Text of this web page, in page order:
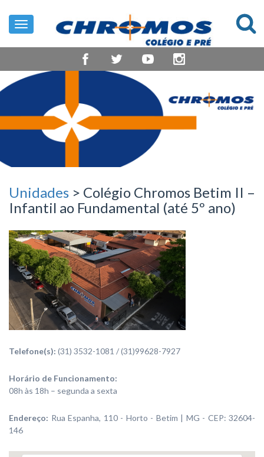
Toggle
navigation
Unidades > Colégio Chromos Betim II –
Infantil ao Fundamental (até 5º ano)
Telefone(s): (31) 3532-1081 / (31)99628-7927
Horário de Funcionamento:
08h às 18h – segunda a sexta
Endereço: Rua Espanha, 110 - Horto - Betim | MG - CEP: 32604-
146